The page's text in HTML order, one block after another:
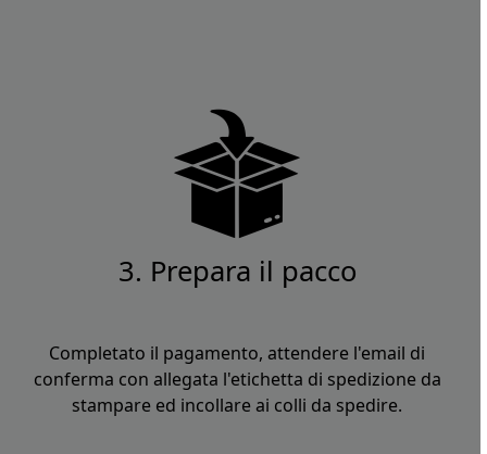
3. Prepara il pacco
Completato il pagamento, attendere l'email di
conferma con allegata l'etichetta di spedizione da
stampare ed incollare ai colli da spedire.